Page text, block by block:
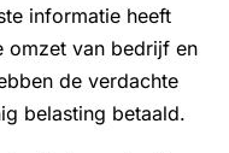
informatie heeft
omzet van bedrijf en
de verdachte
belasting betaald.